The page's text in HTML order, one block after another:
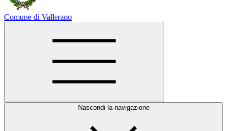
Comune di Vallerano
Nascondi la navigazione